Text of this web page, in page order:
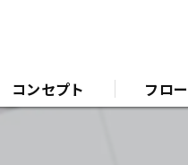
コンセプト フロー